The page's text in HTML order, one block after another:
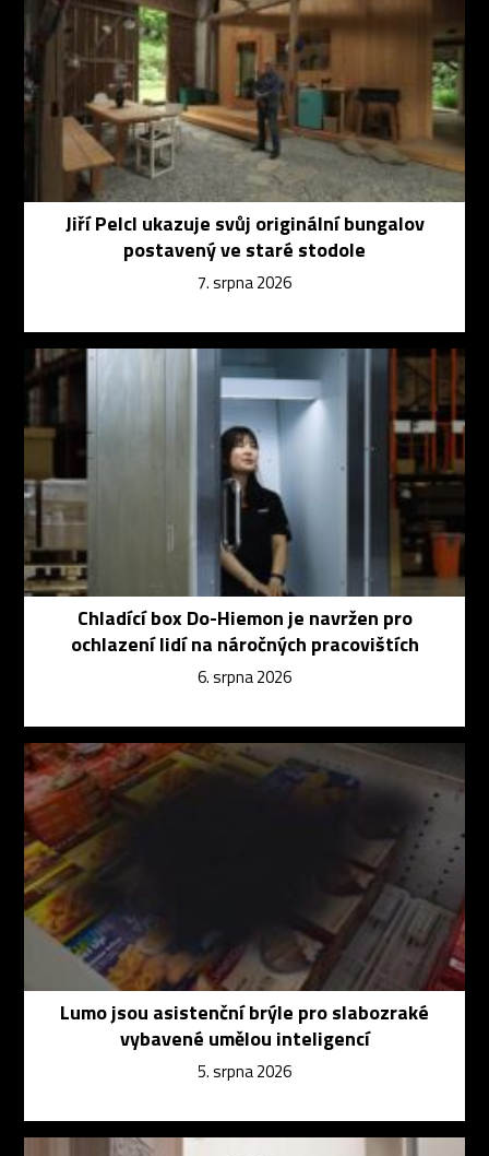
Jiří Pelcl ukazuje svůj originální bungalov
postavený ve staré stodole
7. srpna 2026
Chladící box Do-Hiemon je navržen pro
ochlazení lidí na náročných pracovištích
6. srpna 2026
Lumo jsou asistenční brýle pro slabozraké
vybavené umělou inteligencí
5. srpna 2026